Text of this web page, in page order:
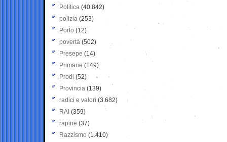
Politica (40.842)
polizia (253)
Porto (12)
povertà (502)
Presepe (14)
Primarie (149)
Prodi (52)
Provincia (139)
radici e valori (3.682)
RAI (359)
rapine (37)
Razzismo (1.410)